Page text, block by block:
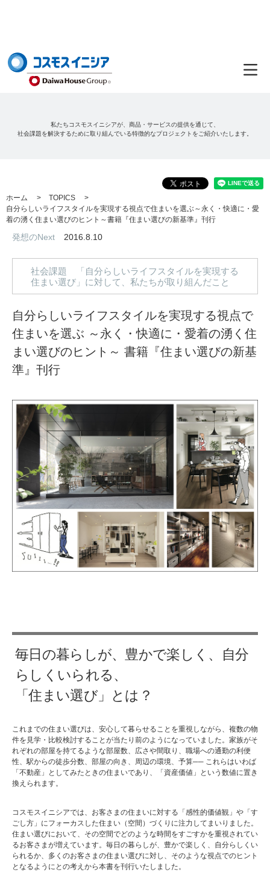
私たちコスモスイニシアが、商品・サービスの提供を通じて、
社会課題を解決するために取り組んでいる特徴的なプロジェクトをご紹介いたします。
ホーム
TOPICS
自分らしいライフスタイルを実現する視点で住まいを選ぶ～永く・快適に・愛
着の湧く住まい選びのヒント～書籍『住まい選びの新基準』刊行
発想のNext 2016.8.10
社会課題 「自分らしいライフスタイルを実現する
住まい選び」に対して、私たちが取り組んだこと
自分らしいライフスタイルを実現する視点で
住まいを選ぶ ～永く・快適に・愛着の湧く住
まい選びのヒント～ 書籍『住まい選びの新基
準』刊行
毎日の暮らしが、豊かで楽しく、自分
らしくいられる、
「住まい選び」とは？
これまでの住まい選びは、安心して暮らせることを重視しながら、複数の物
件を見学・比較検討することが当たり前のようになっていました。家族がそ
れぞれの部屋を持てるような部屋数、広さや間取り、職場への通勤の利便
性、駅からの徒歩分数、部屋の向き、周辺の環境、予算── これらはいわば
「不動産」としてみたときの住まいであり、「資産価値」という数値に置き
換えられます。
コスモスイニシアでは、お客さまの住まいに対する「感性的価値観」や「す
ごし方」にフォーカスした住まい（空間）づくりに注力してまいりました。
住まい選びにおいて、その空間でどのような時間をすごすかを重視されてい
るお客さまが増えています。毎日の暮らしが、豊かで楽しく、自分らしくい
られるか、多くのお客さまの住まい選びに対し、そのような視点でのヒント
となるようにとの考えから本書を刊行いたしました。